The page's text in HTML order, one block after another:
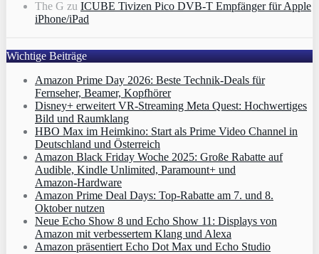
The G zu ICUBE Tivizen Pico DVB-T Empfänger für Apple
iPhone/iPad
Wichtige Beiträge
Amazon Prime Day 2026: Beste Technik-Deals für
Fernseher, Beamer, Kopfhörer
Disney+ erweitert VR‑Streaming Meta Quest: Hochwertiges
Bild und Raumklang
HBO Max im Heimkino: Start als Prime Video Channel in
Deutschland und Österreich
Amazon Black Friday Woche 2025: Große Rabatte auf
Audible, Kindle Unlimited, Paramount+ und
Amazon‑Hardware
Amazon Prime Deal Days: Top-Rabatte am 7. und 8.
Oktober nutzen
Neue Echo Show 8 und Echo Show 11: Displays von
Amazon mit verbessertem Klang und Alexa
Amazon präsentiert Echo Dot Max und Echo Studio